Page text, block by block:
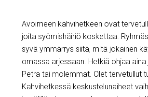
Avoimeen kahvihetkeen ovat
joita syömishäiriö koskettaa.
syvä ymmärrys siitä, mitä jokainen
omassa arjessaan. Hetkiä ohjaa
Petra tai molemmat. Olet tervetullut
Kahvihetkessä keskustelunaiheet